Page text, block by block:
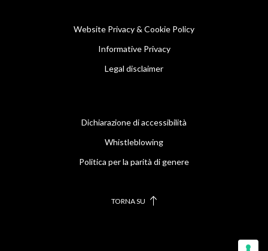
Website Privacy & Cookie Policy
Informative Privacy
Legal disclaimer
Dichiarazione di accessibilità
Whistleblowing
Politica per la parità di genere
TORNA SU